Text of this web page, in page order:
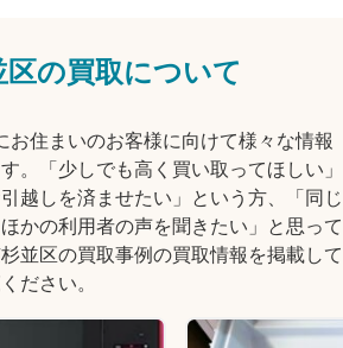
区の買取について
お住まいのお客様に向けて様々な情報
。「少しでも高く買い取ってほしい」
引越しを済ませたい」という方、「同じ
かの利用者の声を聞きたい」と思って
並区の買取事例の買取情報を掲載して
ださい。